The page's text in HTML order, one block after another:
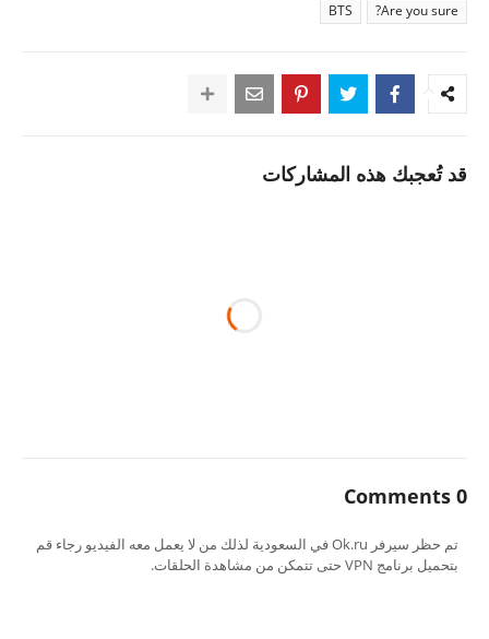
Are you sure?
BTS
قد تُعجبك هذه المشاركات
0 Comments
تم حظر سيرفر Ok.ru في السعودية لذلك من لا يعمل معه الفيديو رجاء قم
بتحميل برنامج VPN حتى تتمكن من مشاهدة الحلقات.